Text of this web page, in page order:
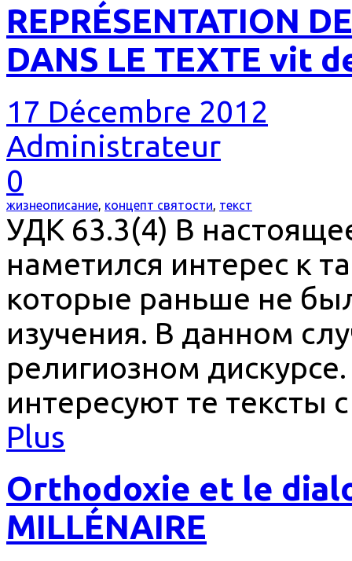
REPRÉSENTATION
DANS LE TEXTE vit
17 Décembre 2012
Administrateur
0
жизнеописание концепт святости текст
УДК 63.3(4) В
наметился интерес к
которые раньше не
изучения. В данном
религиозном
интересуют те тексты
Plus
Orthodoxie et le
MILLÉNAIRE